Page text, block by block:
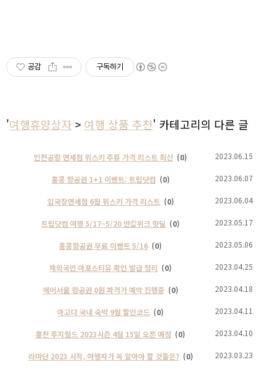
공감 구독하기
'여행휴양상자 > 여행 상품 추천' 카테고리의 다른 글
인천공항 면세점 위스키 주류 가격 리스트 최신 (0) 2023.06.15
홍콩 항공권 1+1 이벤트: 트립닷컴 (0) 2023.06.07
입국장면세점 6월 위스키 가격 리스트 (0) 2023.06.04
트립닷컴 여행 5/17~5/20 반값위크 핫딜 (0) 2023.05.17
홍콩항공권 무료 이벤트 5/16 (0) 2023.05.06
재외국민 아포스티유 확인 발급 정리 (0) 2023.04.25
에어서울 항공권 0원 파격가 예약 진행중 (0) 2023.04.18
아고다 국내 숙박 9월 할인코드 (0) 2023.04.11
홍천 루지월드 2023시즌 4월 15일 오픈 예정 (0) 2023.04.10
라마단 2023 시작, 여행자가 꼭 알아야 할 것들은? (0) 2023.03.23